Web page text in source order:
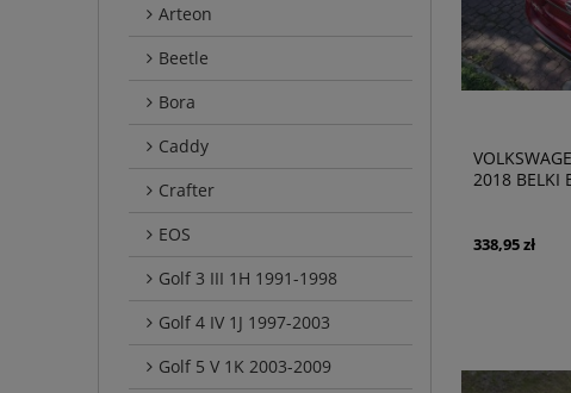
Arteon
Beetle
Bora
Caddy
Crafter
EOS
Golf 3 III 1H 1991-1998
Golf 4 IV 1J 1997-2003
Golf 5 V 1K 2003-2009
2018 BELKI
338,95 zł